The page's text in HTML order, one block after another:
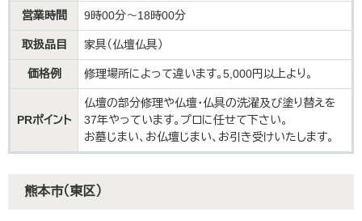
営業時間 9時00分～18時00分
取扱品目 家具（仏壇仏具）
価格例 修理場所によって違います。5,000円以上より。
PRポイント
仏壇の部分修理や仏壇・仏具の洗濯及び塗り替えを
37年やっています。プロに任せて下さい。
お墓じまい、お仏壇じまい、お引き受けいたします。
熊本市（東区）